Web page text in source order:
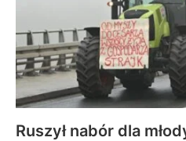
Ruszył nabór dla